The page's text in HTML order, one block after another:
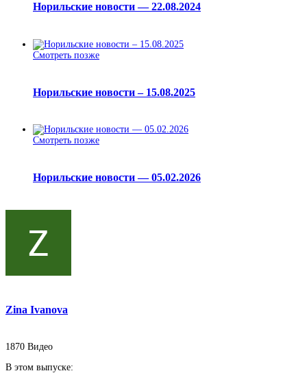
Норильские новости — 22.08.2024
Смотреть позже
Норильские новости – 15.08.2025
Смотреть позже
Норильские новости — 05.02.2026
Zina Ivanova
1870 Видео
В этом выпуске: